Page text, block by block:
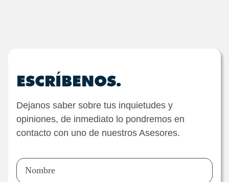
ESCRÍBENOS.
Dejanos saber sobre tus inquietudes y
opiniones, de inmediato lo pondremos en
contacto con uno de nuestros Asesores.